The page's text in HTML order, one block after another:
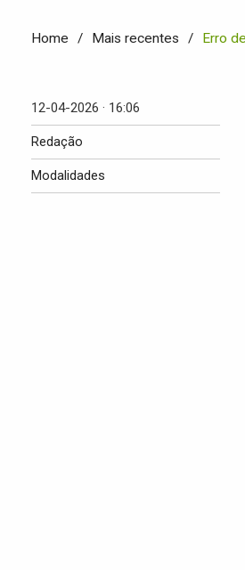
Home Mais recentes Erro
12-04-2026 · 16:06
Redação
Modalidades